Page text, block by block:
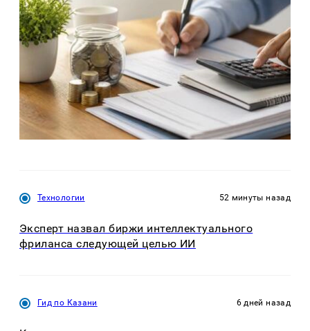
Технологии 52 минуты назад
Эксперт назвал биржи интеллектуального
фриланса следующей целью ИИ
Гид по Казани 6 дней назад